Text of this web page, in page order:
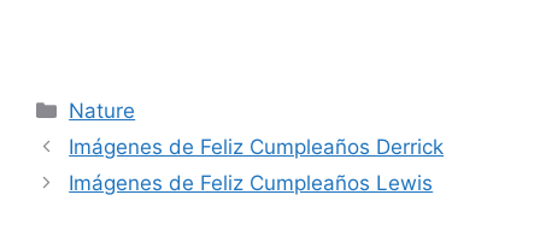
Categories
Nature
Imágenes de Feliz Cumpleaños Derrick
Imágenes de Feliz Cumpleaños Lewis